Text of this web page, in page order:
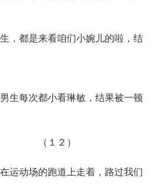
都是来看咱们小婉儿的啦，结
每次都小看琳敏，结果被一顿
）
动场的跑道上走着，路过我们